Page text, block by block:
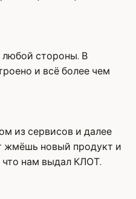
любой стороны. В
и всё более чем
из сервисов и далее
жмёшь новый продукт и
что нам выдал КЛОТ.